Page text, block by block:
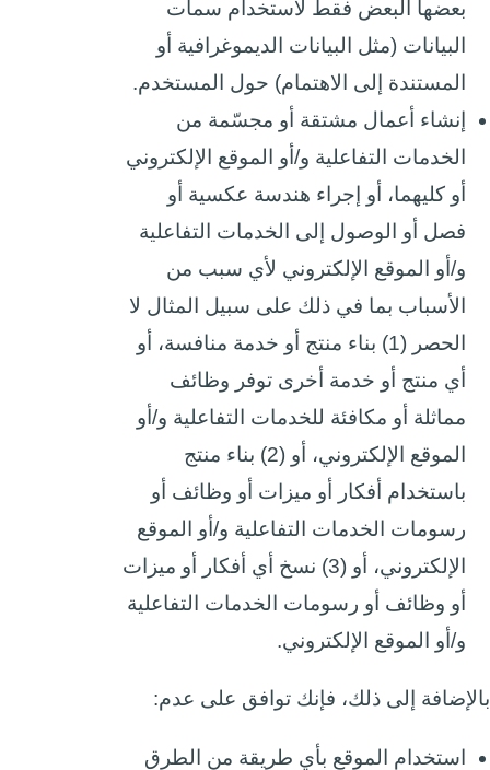
بعضها البعض فقط لاستخدام سمات
البيانات (مثل البيانات الديموغرافية أو
المستندة إلى الاهتمام) حول المستخدم.
إنشاء أعمال مشتقة أو مجسّمة من
الخدمات التفاعلية و/أو الموقع الإلكتروني
أو كليهما، أو إجراء هندسة عكسية أو
فصل أو الوصول إلى الخدمات التفاعلية
و/أو الموقع الإلكتروني لأي سبب من
الأسباب بما في ذلك على سبيل المثال لا
الحصر (1) بناء منتج أو خدمة منافسة، أو
أي منتج أو خدمة أخرى توفر وظائف
مماثلة أو مكافئة للخدمات التفاعلية و/أو
الموقع الإلكتروني، أو (2) بناء منتج
باستخدام أفكار أو ميزات أو وظائف أو
رسومات الخدمات التفاعلية و/أو الموقع
الإلكتروني، أو (3) نسخ أي أفكار أو ميزات
أو وظائف أو رسومات الخدمات التفاعلية
و/أو الموقع الإلكتروني.
بالإضافة إلى ذلك، فإنك توافق على عدم:
استخدام الموقع بأي طريقة من الطرق